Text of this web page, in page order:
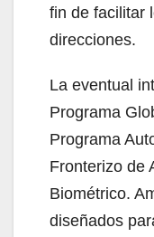
fin de facilitar
direcciones.
La eventual
Programa
Programa
Fronterizo de
Biométrico.
diseñados